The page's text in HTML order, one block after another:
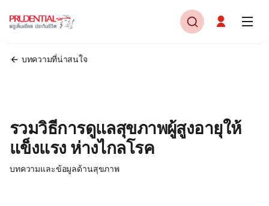
บทความที่น่าสนใจ
รวมวิธีการดูแลสุขภาพผู้สูงอายุให้
แข็งแรง ห่างไกลโรค
บทความและข้อมูลด้านสุขภาพ